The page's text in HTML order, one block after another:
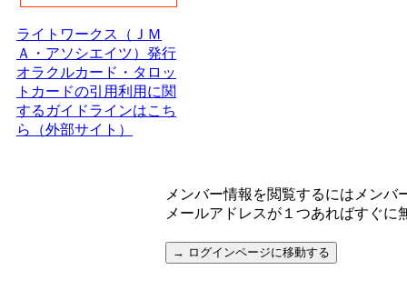
ライトワークス（ＪＭ
Ａ・アソシエイツ）発行
オラクルカード・タロッ
トカードの引用利用に関
するガイドラインはこち
ら（外部サイト）
メンバー情報を閲覧するにはメン
メールアドレスが１つあればすぐに